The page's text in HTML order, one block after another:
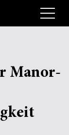
Manor-